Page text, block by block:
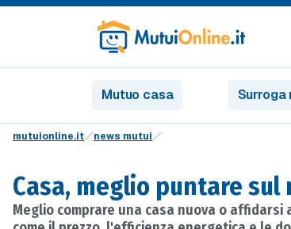
Mutuo casa Surroga
mutuionline.it news mutui
Casa, meglio puntare sul
Meglio comprare una casa nuova o